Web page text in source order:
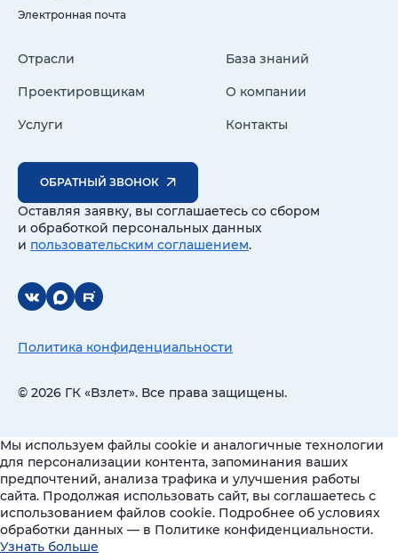
Электронная почта
Отрасли
Проектировщикам
Услуги
База знаний
О компании
Контакты
ОБРАТНЫЙ ЗВОНОК
Оставляя заявку, вы соглашаетесь со сбором
и обработкой персональных данных
и пользовательским соглашением.
© 2026 ГК «Взлет». Все права защищены.
Политика конфиденциальности
Мы используем файлы cookie и аналогичные технологии
для персонализации контента, запоминания ваших
предпочтений, анализа трафика и улучшения работы
сайта. Продолжая использовать сайт, вы соглашаетесь с
использованием файлов cookie. Подробнее об условиях
обработки данных — в Политике конфиденциальности.
Узнать больше